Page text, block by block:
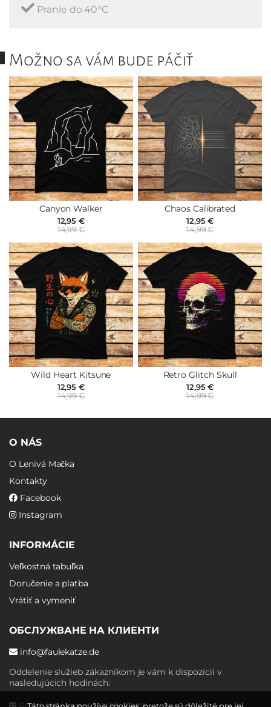
Pranie do 40°C
Možno sa vám bude páčiť
Canyon Walker
12,95 €
14,99 €
Chaos Calibrated
12,95 €
14,99 €
Wild Heart Kitsune
12,95 €
14,99 €
Retro Glitch Skull
12,95 €
14,99 €
O NÁS
O Lenivá Mačka
Kontakty
Facebook
Instagram
INFORMÁCIE
Veľkostná tabuľka
Doručenie a platba
Vrátiť a vymeniť
ОБСЛУЖВАНЕ НА КЛИЕНТИ
info@faulekatze.de
Oddelenie služieb zákazníkom je vám k dispozícii v
nasledujúcich hodinách: